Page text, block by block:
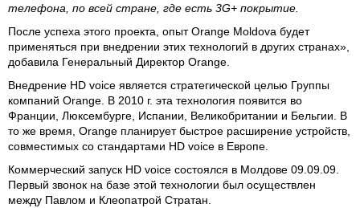
телефона, по всей стране, где есть 3G+ покрытие.
После успеха этого проекта, опыт Orange Moldova будет
применяться при внедрении этих технологий в других странах»,
добавила Генеральный Директор Orange.
Внедрение HD voice является стратегической целью Группы
компаний Orange. В 2010 г. эта технология появится во
Франции, Люксембурге, Испании, Великобритании и Бельгии. В
то же время, Orange планирует быстрое расширение устройств,
совместимых со стандартами HD voice в Европе.
Коммерческий запуск HD voice состоялся в Молдове 09.09.09.
Первый звонок на базе этой технологии был осуществлен
между Павлом и Клеопатрой Стратан.